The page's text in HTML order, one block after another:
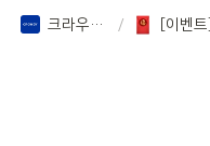
크라우디 증권 Notion /